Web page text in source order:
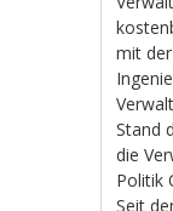
mit
Stand
die
Politik
Seit